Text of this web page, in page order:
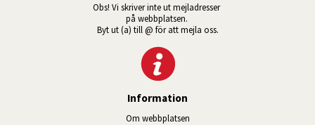
Obs! Vi skriver inte ut mejladresser
på webbplatsen.
Byt ut (a) till @ för att mejla oss.
Information
Om webbplatsen